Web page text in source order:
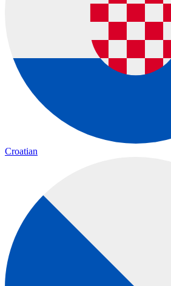
Croatian